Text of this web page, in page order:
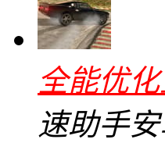
全能优
速助手